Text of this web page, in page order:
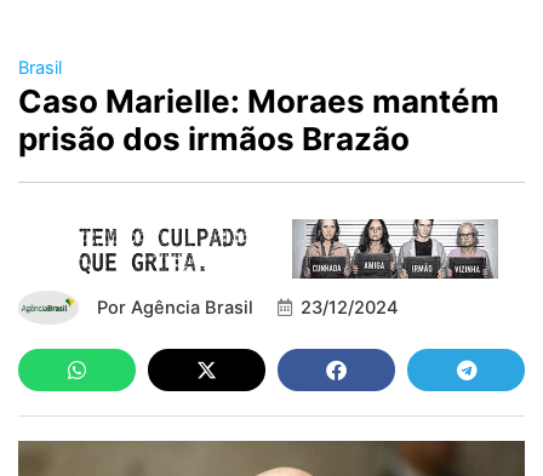
Brasil
Caso Marielle: Moraes mantém
prisão dos irmãos Brazão
Por Agência Brasil 23/12/2024